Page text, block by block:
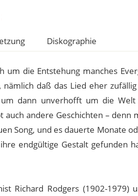
Diskographie
um die Entstehung manches
daß das Lied eher
dann unverhofft um die
auch andere Geschichten –
Song, und es dauerte Monate
endgültige Gestalt gefunden
Richard Rodgers (1902-